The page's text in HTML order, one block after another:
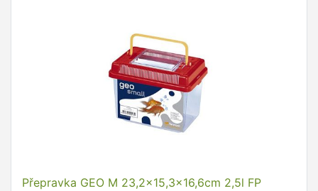
Přepravka GEO M 23,2x15,3x16,6cm 2,5l FP